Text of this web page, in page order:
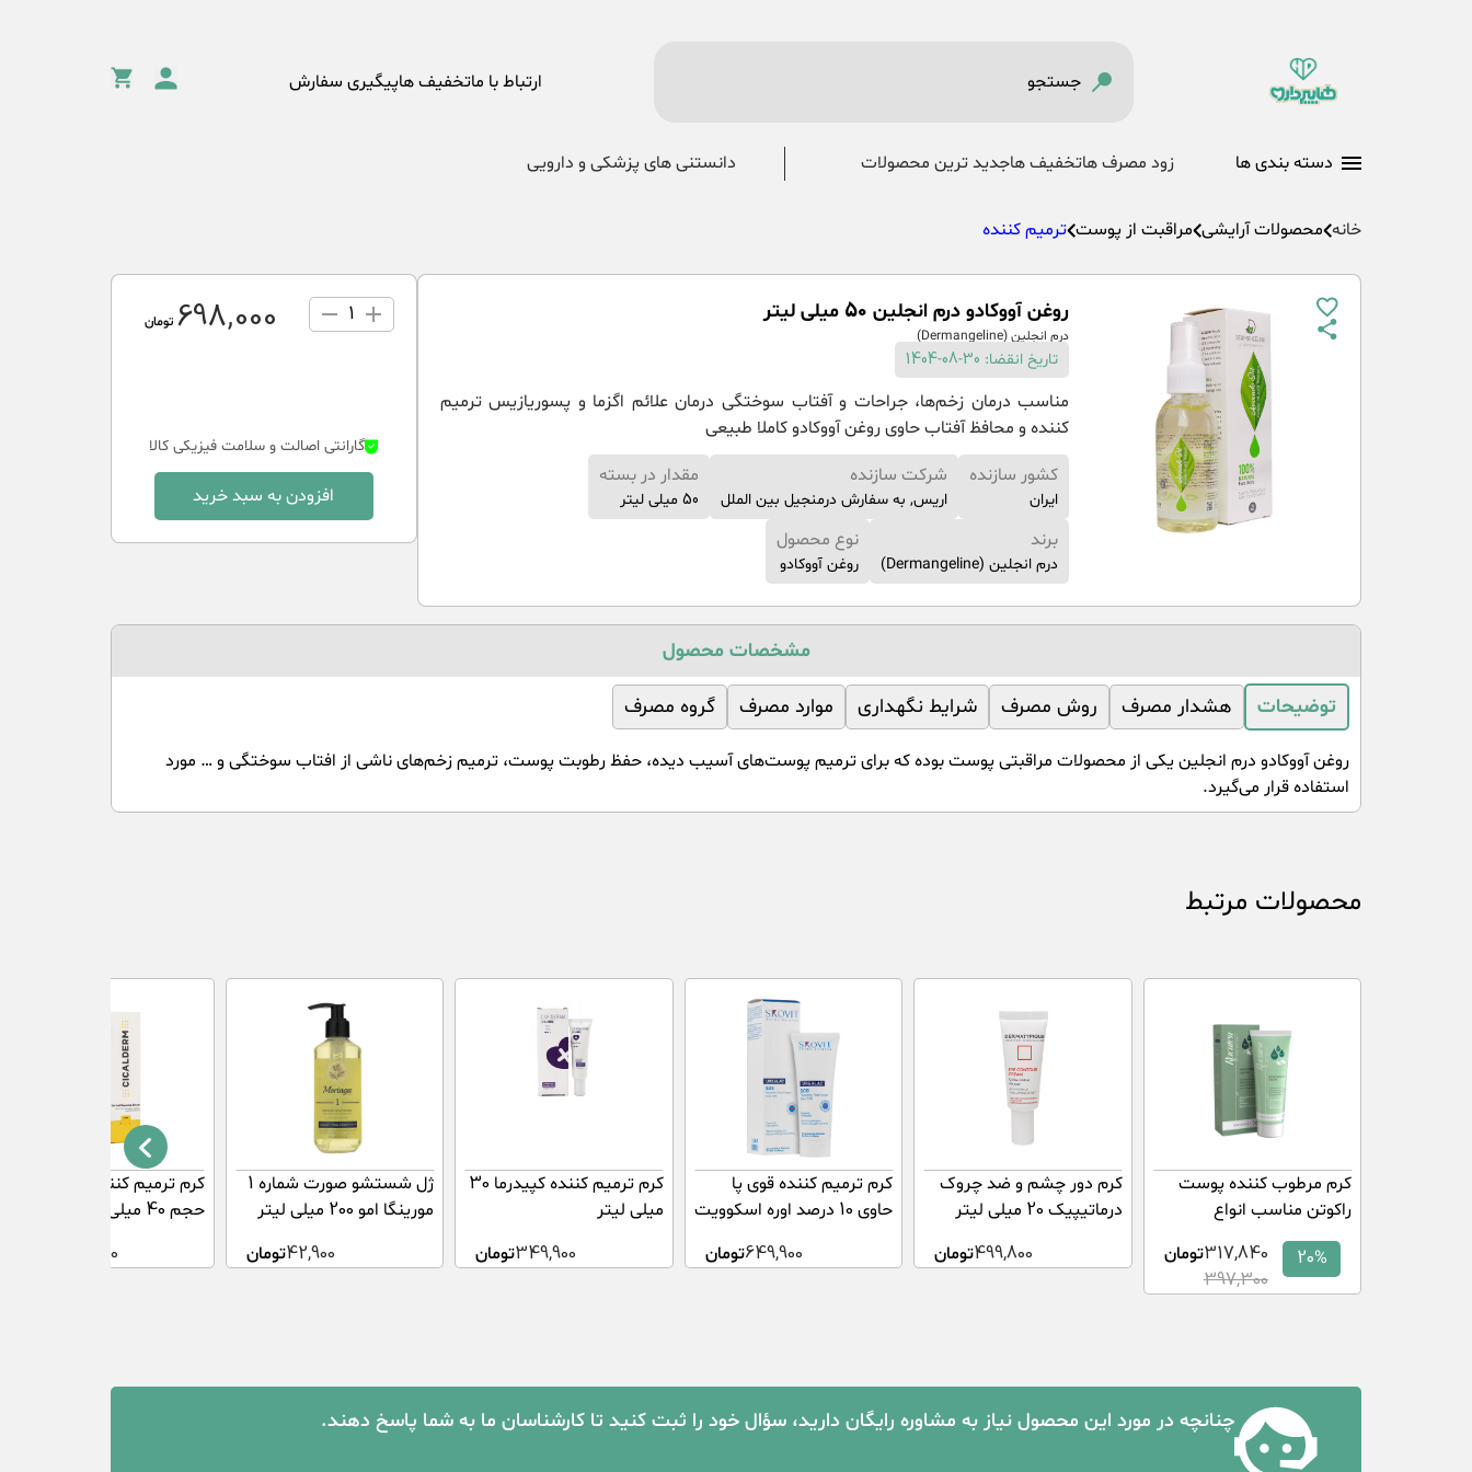
ارتباط با ماتخفیف هاپیگیری سفارش
دسته بندی ها زود مصرف هاتخفیف هاجدید ترین محصولات دانستنی های پزشکی و دارویی
خانه محصولات آرایشی مراقبت از پوست ترمیم کننده
روغن آووکادو درم انجلین 50 میلی لیتر
درم انجلین (Dermangeline)
تاریخ انقضا: 30-08-1404
مناسب درمان زخم‌ها، جراحات و آفتاب سوختگی درمان علائم اگزما و پسوریازیس ترمیم
کننده و محافظ آفتاب حاوی روغن آووکادو کاملا طبیعی
کشور سازنده
ایران
شرکت سازنده
اریس, به سفارش درمنجیل بین الملل
مقدار در بسته
50 میلی لیتر
برند
درم انجلین (Dermangeline)
نوع محصول
روغن آووکادو
1 698٬000 تومان
گارانتی اصالت و سلامت فیزیکی کالا
افزودن به سبد خرید
مشخصات محصول
توضیحات هشدار مصرف روش مصرف شرایط نگهداری موارد مصرف گروه مصرف
روغن آووکادو درم انجلین یکی از محصولات مراقبتی پوست بوده که برای ترمیم پوست‌های آسیب دیده، حفظ رطوبت پوست، ترمیم زخم‌های ناشی از افتاب سوختگی و … مورد
استفاده قرار می‌گیرد.
محصولات مرتبط
کرم مرطوب کننده پوست
راکوتن مناسب انواع
پوست75 میلی لیتر
20%
317,840تومان
397,300
کرم دور چشم و ضد چروک
درماتیپیک 20 میلی لیتر
499,800تومان
کرم ترمیم کننده قوی پا
حاوی 10 درصد اوره اسکوویت
649,900تومان
کرم ترمیم کننده کپیدرما 30
میلی لیتر
349,900تومان
ژل شستشو صورت شماره 1
مورینگا امو 200 میلی لیتر
42,900تومان
کرم ترمیم کننده سیکالدرم
حجم 40 میلی لیتر
345,000
چنانچه در مورد این محصول نیاز به مشاوره رایگان دارید، سؤال خود را ثبت کنید تا کارشناسان ما به شما پاسخ دهند.